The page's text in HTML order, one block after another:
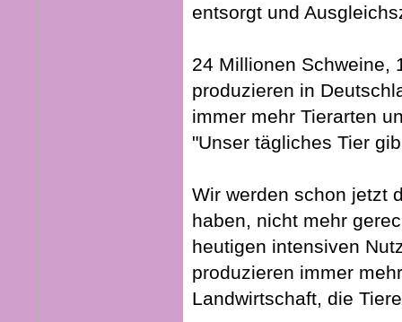
entsorgt und
24 Millionen Schweine,
produzieren in
immer mehr Tierarten
"Unser tägliches Tier
Wir werden schon jetzt
haben, nicht mehr
heutigen intensiven
produzieren immer
Landwirtschaft, die